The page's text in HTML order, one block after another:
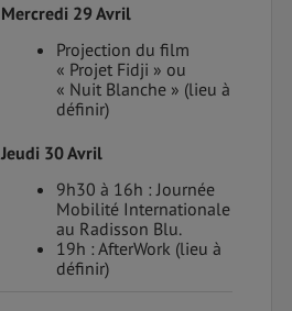
Mercredi 29 Avril
Projection du film
« Projet Fidji » ou
« Nuit Blanche » (lieu à
définir)
Jeudi 30 Avril
9h30 à 16h : Journée
Mobilité Internationale
au Radisson Blu.
19h : AfterWork (lieu à
définir)